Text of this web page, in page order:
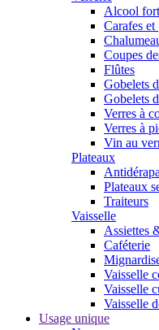
Alcool
Carafes et
Coupes
Flûtes
Gobelets
Gobelets
Verres à
Verres à
Vin au
Plateaux
Plateaux
Traiteurs
Vaisselle
Assiettes
Caféterie
Vaisselle
Vaisselle
Vaisselle
Usage unique